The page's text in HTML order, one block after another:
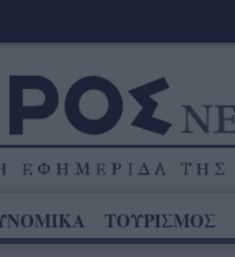
ΤΟΥΡΙΣΜΟΣ